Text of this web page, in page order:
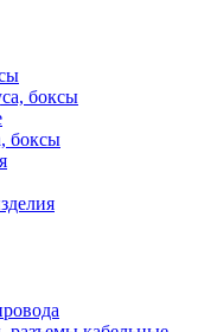
боксы
боксы